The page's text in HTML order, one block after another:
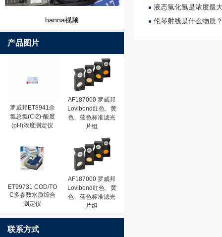
hanna视频
产品图片
罗威邦ET8941余
氯总氯(CI2)-酸度
(pH)浓度测定仪
AF187000 罗威邦
Lovibond红色、黄
色、蓝色标准滤光
片组
ET99731 COD/TO
C多参数水质综合
测定仪
AF187000 罗威邦
Lovibond红色、黄
色、蓝色标准滤光
片组
联系方式
液态氯化氢是浓度最
伦琴射线是什么物质